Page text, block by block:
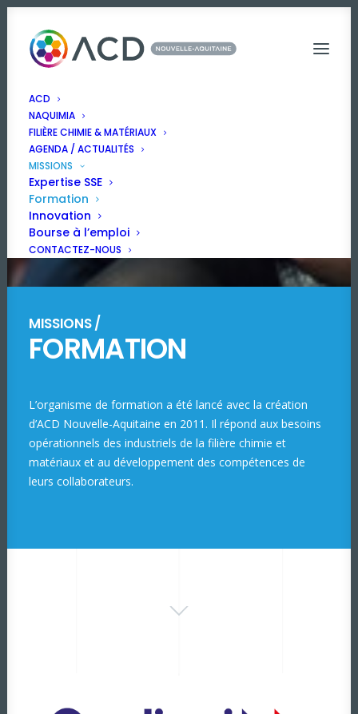
ACD
NAQUIMIA
FILIÈRE CHIMIE & MATÉRIAUX
AGENDA / ACTUALITÉS
MISSIONS
Expertise SSE
Formation
Innovation
Bourse à l’emploi
CONTACTEZ-NOUS
MISSIONS /
FORMATION
L’organisme de formation a été lancé avec la création
d’ACD Nouvelle-Aquitaine en 2011. Il répond aux besoins
opérationnels des industriels de la filière chimie et
matériaux et au développement des compétences de
leurs collaborateurs.